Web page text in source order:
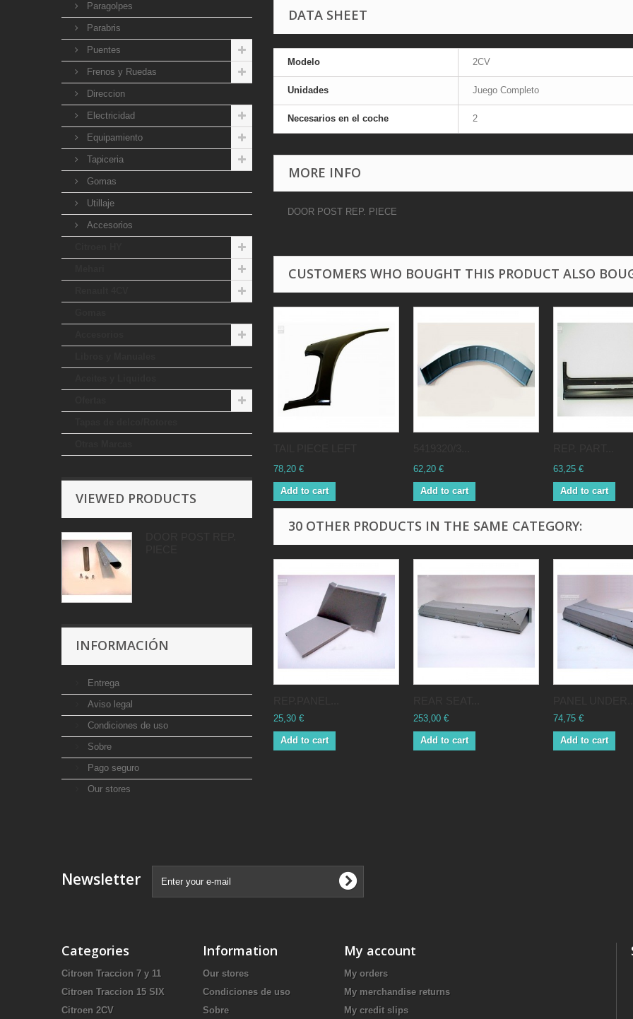
Paragolpes
Parabris
Puentes
Frenos y Ruedas
Direccion
Electricidad
Equipamiento
Tapiceria
Gomas
Utillaje
Accesorios
VIEWED PRODUCTS
INFORMACIÓN
Entrega
Aviso legal
Condiciones de uso
Sobre
Pago seguro
Our stores
DATA SHEET
Modelo 2CV
Unidades Juego Completo
Necesarios en el coche 2
MORE INFO
DOOR POST REP. PIECE
CUSTOMERS WHO BOUGHT THIS PRODUCT ALSO
78,20 €
Add to cart
62,20 €
Add to cart
63,25 €
Add to cart
30 OTHER PRODUCTS IN THE SAME CATEGORY:
25,30 €
Add to cart
253,00 €
Add to cart
74,75 €
Add to cart
Newsletter
Categories
Citroen Traccion 7 y 11
Citroen Traccion 15 SIX
Citroen 2CV
Information
Our stores
Condiciones de uso
Sobre
My account
My orders
My merchandise returns
My credit slips